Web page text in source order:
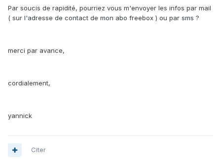
Par soucis de rapidité, pourriez vous m'envoyer les infos par mail
( sur l'adresse de contact de mon abo freebox ) ou par sms ?
merci par avance,
cordialement,
yannick
Citer